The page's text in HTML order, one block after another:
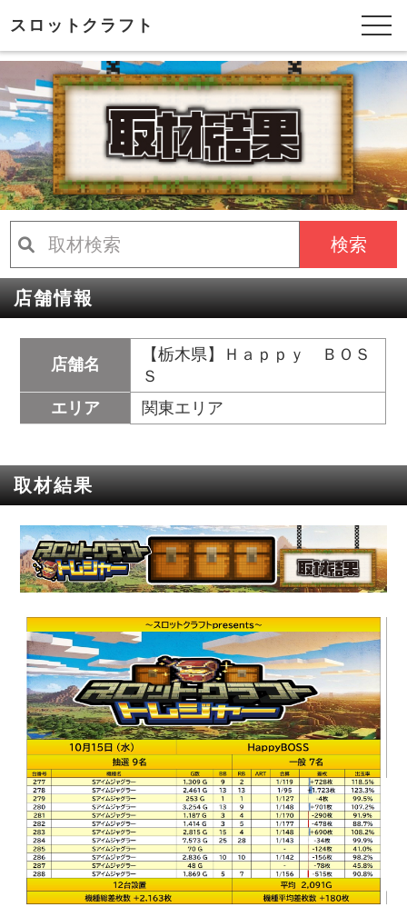
スロットクラフト
検索
店舗情報
店舗名
【栃木県】Ｈａｐｐｙ ＢＯＳ
Ｓ
エリア
関東エリア
取材結果